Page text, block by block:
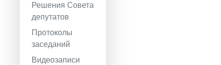
Решения Совета
депутатов
Протоколы
заседаний
Видеозаписи